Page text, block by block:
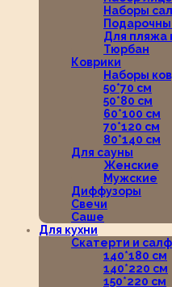
Наборы
Для пляжа
Тюрбан
Коврики
Наборы
50*70 см
50*80 см
60*100 см
70*120 см
80*140 см
Для сауны
Женские
Мужские
Диффузоры
Свечи
Саше
Для кухни
Скатерти и
140*180 см
140*220 см
150*220 см